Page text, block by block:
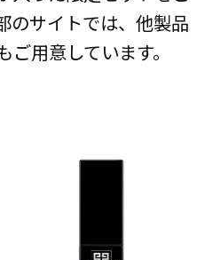
のサイトでは、他製品
用意しています。